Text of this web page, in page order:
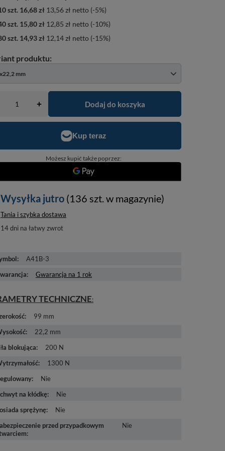
mm
+ Dodaj do koszyka
Możesz kupić także poprzez:
szt. 16,68 zł 13,56 zł netto (-5%)
szt. 15,80 zł 12,85 zł netto (-10%)
szt. 14,93 zł 12,14 zł netto (-15%)
Wysyłka jutro (136 szt. w magazynie)
Tania i szybka dostawa
14dni na łatwy zwrot
A41B-3
Gwarancja na 1 rok
TECHNICZNE
99 mm
22,2 mm
blokująca
200 N
1300 N
Nie
na kłódkę
Nie
sprężynę
Nie
przed przypadkowym
Nie